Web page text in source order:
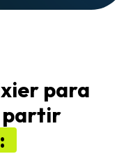
para
partir